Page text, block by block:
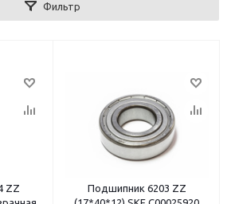
Фильтр
ZZ
Подшипник 6203 ZZ